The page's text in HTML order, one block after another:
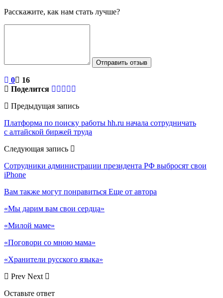
Расскажите, как нам стать лучше?
Отправить отзыв
0
16
Поделится
Предыдущая запись
Платформа по поиску работы hh.ru начала сотрудничать
с алтайской биржей труда
Следующая запись
Сотрудники администрации президента РФ выбросят свои
iPhone
Вам также могут понравиться Еще от автора
«Мы дарим вам свои сердца»
«Милой маме»
«Поговори со мною мама»
«Хранители русского языка»
Prev Next
Оставьте ответ